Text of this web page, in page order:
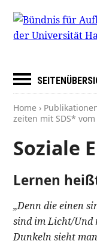
Home ›
zeiten mit SDS*
Soziale
Lernen
„Denn die einen
sind im Licht/Und
Dunkeln sieht